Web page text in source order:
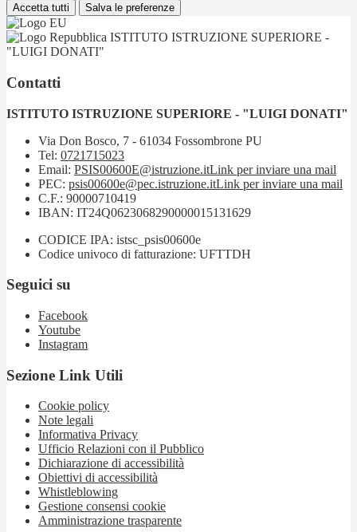
Accetta tutti Salva le preferenze
ISTITUTO ISTRUZIONE SUPERIORE -
"LUIGI DONATI"
Contatti
ISTITUTO ISTRUZIONE SUPERIORE - "LUIGI DONATI"
Via Don Bosco, 7 - 61034 Fossombrone PU
Tel: 0721715023
Email: PSIS00600E@istruzione.itLink per inviare una mail
PEC: psis00600e@pec.istruzione.itLink per inviare una mail
C.F.: 90000710419
IBAN: IT24Q0623068290000015131629
CODICE IPA: istsc_psis00600e
Codice univoco di fatturazione: UFTTDH
Seguici su
Facebook
Youtube
Instagram
Sezione Link Utili
Cookie policy
Note legali
Informativa Privacy
Ufficio Relazioni con il Pubblico
Dichiarazione di accessibilità
Obiettivi di accessibilità
Whistleblowing
Gestione consensi cookie
Amministrazione trasparente